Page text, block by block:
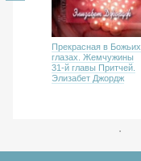
Прекрасная в Божьих
глазах. Жемчужины
31-й главы Притчей.
Элизабет Джордж